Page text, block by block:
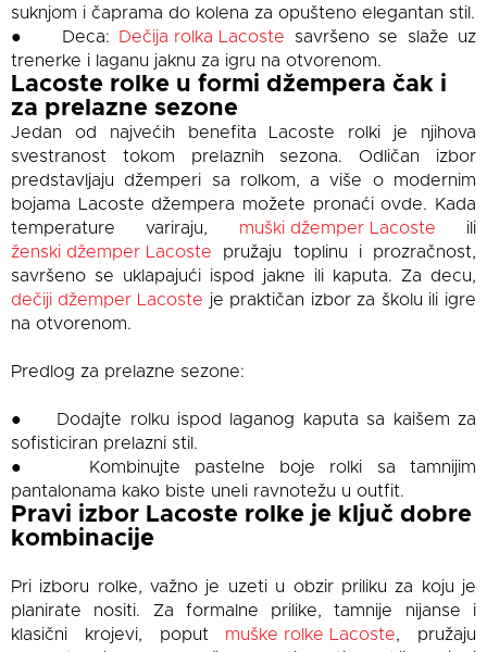
suknjom i čaprama do kolena za opušteno elegantan stil.
● Deca: Dečija rolka Lacoste savršeno se slaže uz
trenerke i laganu jaknu za igru na otvorenom.
Lacoste rolke u formi džempera čak i
za prelazne sezone
Jedan od najvećih benefita Lacoste rolki je njihova
svestranost tokom prelaznih sezona. Odličan izbor
predstavljaju džemperi sa rolkom, a više o modernim
bojama Lacoste džempera možete pronaći ovde. Kada
temperature variraju, muški džemper Lacoste ili
ženski džemper Lacoste pružaju toplinu i prozračnost,
savršeno se uklapajući ispod jakne ili kaputa. Za decu,
dečiji džemper Lacoste je praktičan izbor za školu ili igre
na otvorenom.
Predlog za prelazne sezone:
● Dodajte rolku ispod laganog kaputa sa kaišem za
sofisticiran prelazni stil.
● Kombinujte pastelne boje rolki sa tamnijim
pantalonama kako biste uneli ravnotežu u outfit.
Pravi izbor Lacoste rolke je ključ dobre
kombinacije
Pri izboru rolke, važno je uzeti u obzir priliku za koju je
planirate nositi. Za formalne prilike, tamnije nijanse i
klasični krojevi, poput muške rolke Lacoste, pružaju